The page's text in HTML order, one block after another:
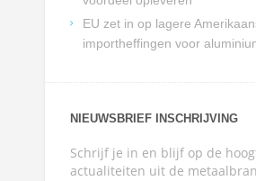
EU zet in op lagere
importheffingen voor
NIEUWSBRIEF INSCHRIJVING
Schrijf je in en blijf op de
actualiteiten uit de